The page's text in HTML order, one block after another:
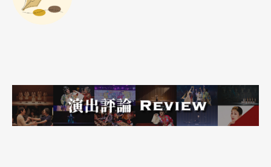
些較為謹慎的劇院總監而言，未來法國劇場風景會
有極大的轉變，場館和藝術節不再會花費資源競相